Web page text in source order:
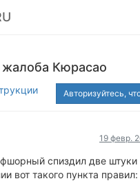
Кюрасао
Авторизуйтесь,
19 февр.
спиздил две штуки
вот такого пункта правил: